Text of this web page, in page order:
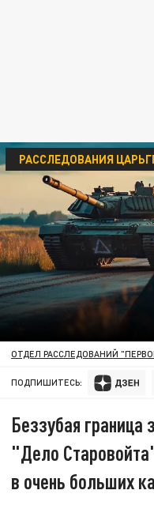
РАССЛЕДОВАНИЯ
ОТДЕЛ РАССЛЕДОВАНИЙ
ПОДПИШИТЕСЬ:
Беззубая
"Дело
в очень больших